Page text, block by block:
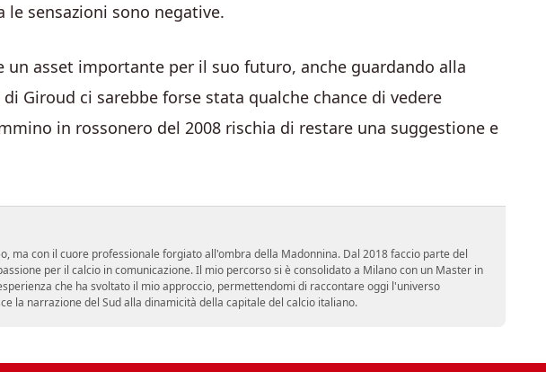
le sensazioni sono negative.
un asset importante per il suo futuro, anche guardando alla
Giroud ci sarebbe forse stata qualche chance di vedere
in rossonero del 2008 rischia di restare una suggestione e
ma con il cuore professionale forgiato all'ombra della Madonnina. Dal 2018 faccio parte del
per il calcio in comunicazione. Il mio percorso si è consolidato a Milano con un Master in
che ha svoltato il mio approccio, permettendomi di raccontare oggi l'universo
la narrazione del Sud alla dinamicità della capitale del calcio italiano.